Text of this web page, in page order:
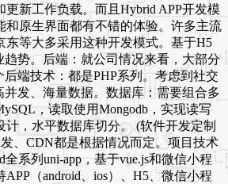
更新工作负载。而且Hybrid APP开发模
和原生界面都有不错的体验。许多主流
东等大多采用这种开发模式。基于H5
趋势。后端：就公司情况来看，大部分
后端技术：都是PHP系列。考虑到社交
并发、海量数据。数据库：需要组合多
，读取使用Mongodb，实现读写
，水平数据库切分。 (软件开发定制
、CDN都是根据情况而定。项目技术
系列uni-app，基于vue.js和微信小程
（android、ios）、H5、微信小程